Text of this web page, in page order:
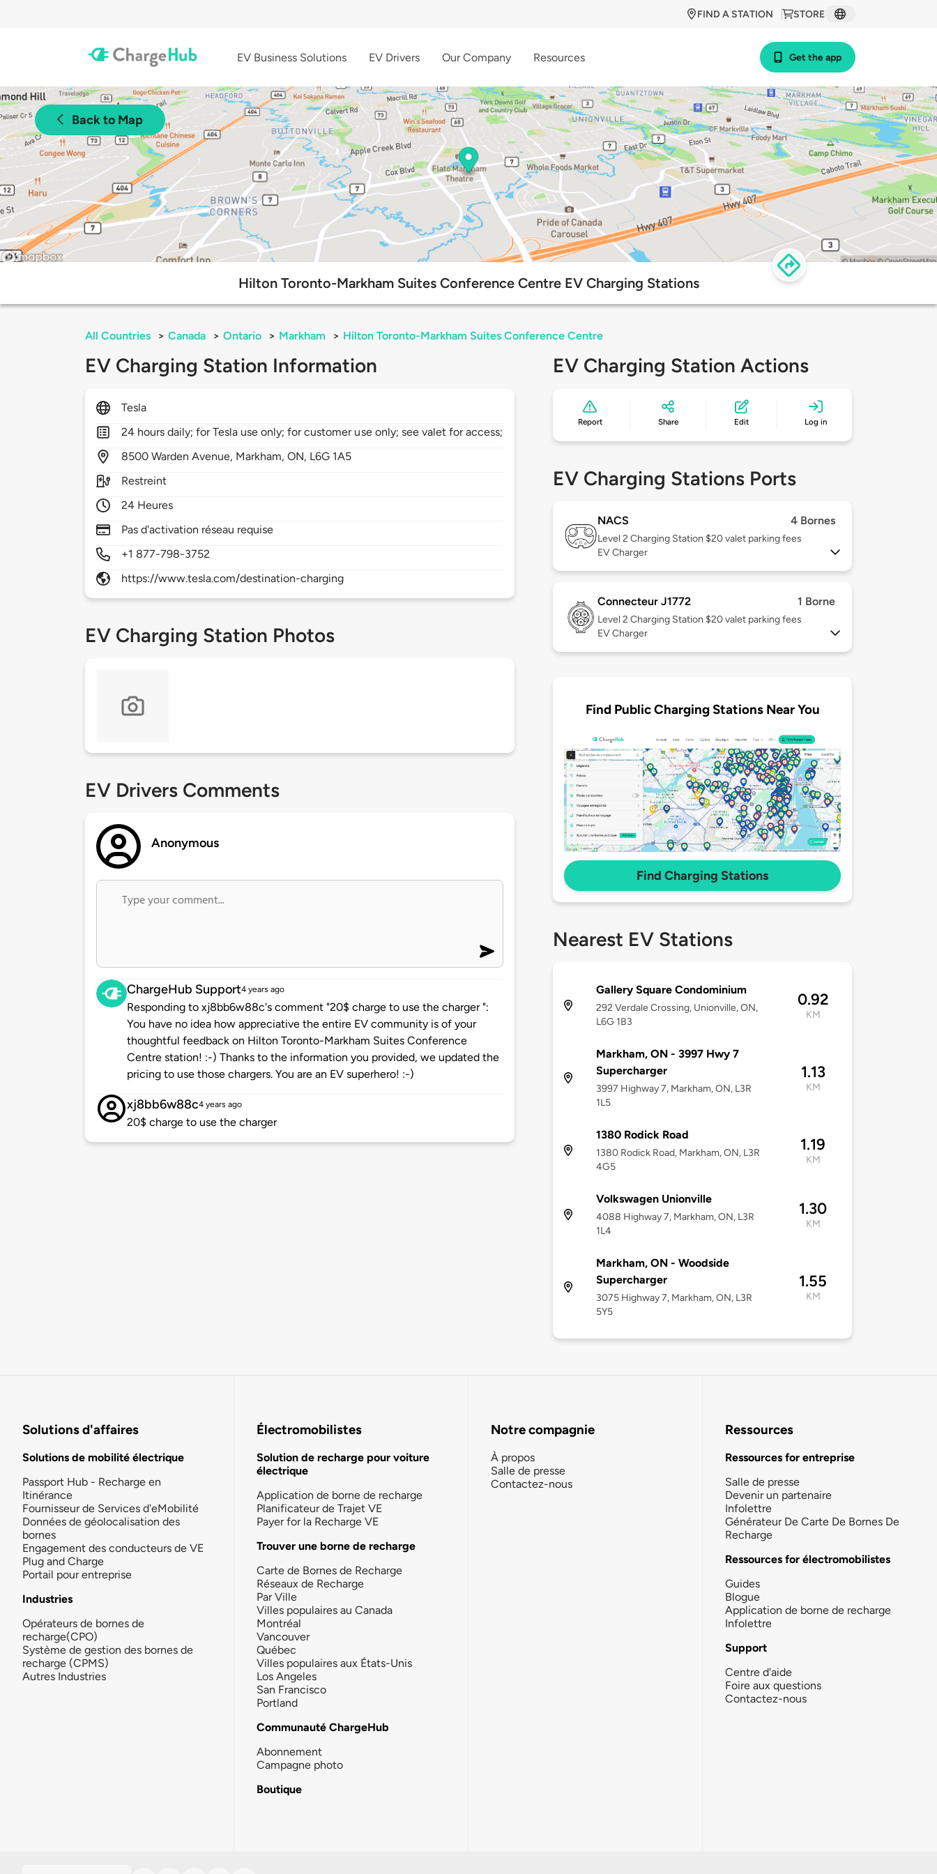
STORE
FIND A STATION
EV Business Solutions EV Drivers Our Company Resources Get the app
Back to Map
Hilton Toronto-Markham Suites Conference Centre EV Charging Stations
All Countries > Canada > Ontario > Markham > Hilton Toronto-Markham Suites Conference Centre
EV Charging Station Information
Tesla
24 hours daily; for Tesla use only; for customer use only; see valet for access;
8500Warden Avenue, Markham,ON, L6G 1A5
Restreint
24 Heures
Pas d'activation réseau requise
+1 877-798-3752
https://www.tesla.com/destination-charging
EV Charging Station Photos
EV Drivers Comments
Anonymous
ChargeHub Support4 years ago
Responding to xj8bb6w88c's comment "20$ charge to use the charger ":
You have no idea how appreciative the entire EV community is of your
thoughtful feedback on Hilton Toronto-Markham Suites Conference
Centre station! :-) Thanks to the information you provided, we updated the
pricing to use those chargers. You are an EV superhero! :-)
xj8bb6w88c4 years ago
20$ charge to use the charger
EV Charging Station Actions
Report Share Edit Log in
EV Charging Stations Ports
NACS 4 Bornes
Level 2 Charging Station $20 valet parking fees
EV Charger
Connecteur J1772 1 Borne
Level 2 Charging Station $20 valet parking fees
EV Charger
Find Public Charging Stations Near You
Find Charging Stations
Nearest EV Stations
Gallery Square Condominium
292 Verdale Crossing, Unionville, ON,
L6G 1B3
0.92
KM
Markham, ON - 3997 Hwy 7
Supercharger
3997 Highway 7, Markham, ON, L3R
1L5
1.13
KM
1380 Rodick Road
1380 Rodick Road, Markham, ON, L3R
4G5
1.19
KM
Volkswagen Unionville
4088 Highway 7, Markham, ON, L3R
1L4
1.30
KM
Markham, ON - Woodside
Supercharger
3075 Highway 7, Markham, ON, L3R
5Y5
1.55
KM
Solutions d'affaires
Solutions de mobilité électrique
Passport Hub - Recharge en
Itinérance
Fournisseur de Services d'eMobilité
Données de géolocalisation des
bornes
Engagement des conducteurs de VE
Plug and Charge
Portail pour entreprise
Industries
Opérateurs de bornes de
recharge(CPO)
Système de gestion des bornes de
recharge (CPMS)
Autres Industries
Électromobilistes
Solution de recharge pour voiture
électrique
Application de borne de recharge
Planificateur de Trajet VE
Payer for la Recharge VE
Trouver une borne de recharge
Carte de Bornes de Recharge
Réseaux de Recharge
Par Ville
Villes populaires au Canada
Montréal
Vancouver
Québec
Villes populaires aux États-Unis
Los Angeles
San Francisco
Portland
Communauté ChargeHub
Abonnement
Campagne photo
Boutique
Notre compagnie
À propos
Salle de presse
Contactez-nous
Ressources
Ressources for entreprise
Salle de presse
Devenir un partenaire
Infolettre
Générateur De Carte De Bornes De
Recharge
Ressources for électromobilistes
Guides
Blogue
Application de borne de recharge
Infolettre
Support
Centre d'aide
Foire aux questions
Contactez-nous